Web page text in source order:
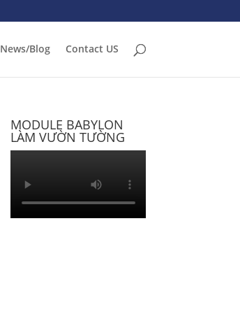
News/Blog Contact US
MODULE BABYLON
LÀM VƯỜN TƯỜNG